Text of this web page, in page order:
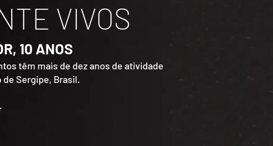
VIVOS
10 ANOS
têm mais de dez anos de atividade
Sergipe, Brasil.